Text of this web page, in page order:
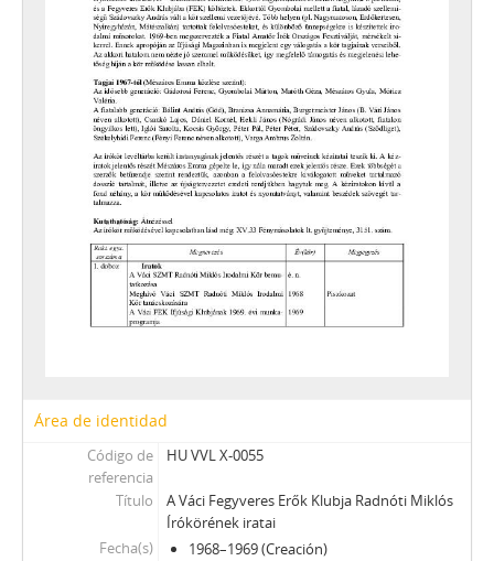
XVII - NÉPHATALMI ÉS KÜLÖNLEGES FELADATOKRA LÉTREJÖTT BIZOTTSÁGOK, 1945–1990
XXIII - TANÁCSOK, 1945–1990
XXIV - AZ ÁLLAMIGAZGATÁS TERÜLETI SZERVEI, 1952–1991
XXIX - GAZDASÁGI SZERVEK, 1946–2010
XXX - SZÖVETKEZETEK, 1949–2015
XXXVII - MEGYEI JOGÚ VÁROSI, VÁROSI ÉS KÖZSÉGI ÖNKORMÁNYZATOK, 1989–2014
Área de identidad
Código de
referencia
HU VVL X-0055
Título
A Váci Fegyveres Erők Klubja Radnóti Miklós
Írókörének iratai
Fecha(s)
1968–1969 (Creación)